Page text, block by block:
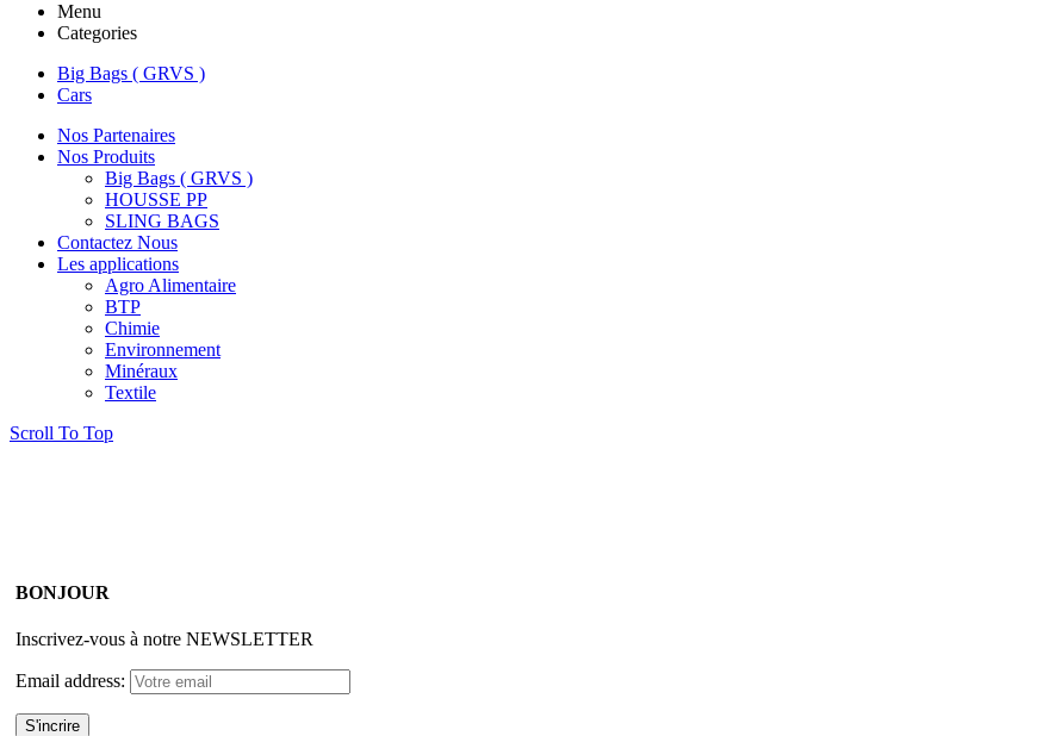
Menu
Categories
Big Bags ( GRVS )
Cars
Nos Partenaires
Nos Produits
Big Bags ( GRVS )
HOUSSE PP
SLING BAGS
Contactez Nous
Les applications
Agro Alimentaire
BTP
Chimie
Environnement
Minéraux
Textile
Scroll To Top
BONJOUR
Inscrivez-vous à notre NEWSLETTER
Email address: